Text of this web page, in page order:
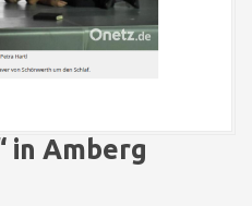
in Amberg